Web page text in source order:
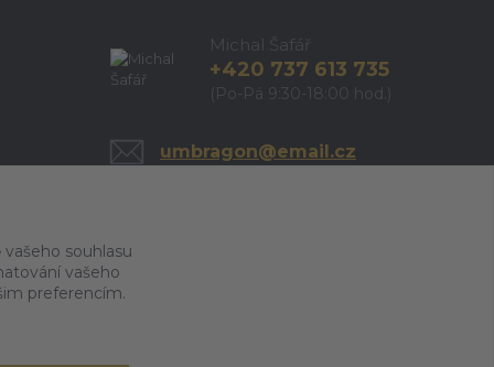
Michal Šafář
+420 737 613 735
(Po-Pá 9:30-18:00 hod.)
umbragon@email.cz
souhlasu
vašeho
preferencím.